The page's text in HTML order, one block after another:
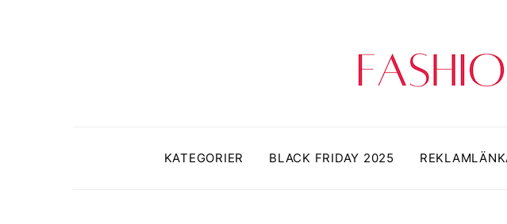
KATEGORIER BLACK FRIDAY 2025